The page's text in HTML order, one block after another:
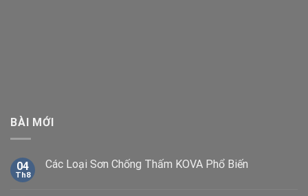
BÀI MỚI
04
Th8
Các Loại Sơn Chống Thấm KOVA Phổ Biến